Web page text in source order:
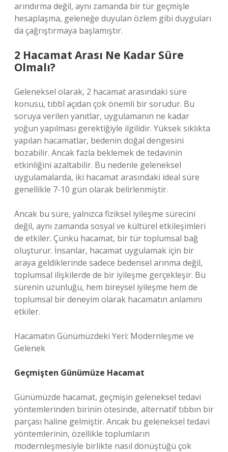
arındırma değil, aynı zamanda bir tür geçmişle
hesaplaşma, geleneğe duyulan özlem gibi duyguları
da çağrıştırmaya başlamıştır.
2 Hacamat Arası Ne Kadar Süre
Olmalı?
Geleneksel olarak, 2 hacamat arasındaki süre
konusu, tıbbî açıdan çok önemli bir sorudur. Bu
soruya verilen yanıtlar, uygulamanın ne kadar
yoğun yapılması gerektiğiyle ilgilidir. Yüksek sıklıkta
yapılan hacamatlar, bedenin doğal dengesini
bozabilir. Ancak fazla beklemek de tedavinin
etkinliğini azaltabilir. Bu nedenle geleneksel
uygulamalarda, iki hacamat arasındaki ideal süre
genellikle 7-10 gün olarak belirlenmiştir.
Ancak bu süre, yalnızca fiziksel iyileşme sürecini
değil, aynı zamanda sosyal ve kültürel etkileşimleri
de etkiler. Çünkü hacamat, bir tür toplumsal bağ
oluşturur. İnsanlar, hacamat uygulamak için bir
araya geldiklerinde sadece bedensel arınma değil,
toplumsal ilişkilerde de bir iyileşme gerçekleşir. Bu
sürenin uzunluğu, hem bireysel iyileşme hem de
toplumsal bir deneyim olarak hacamatın anlamını
etkiler.
Hacamatın Günümüzdeki Yeri: Modernleşme ve
Gelenek
Geçmişten Günümüze Hacamat
Günümüzde hacamat, geçmişin geleneksel tedavi
yöntemlerinden birinin ötesinde, alternatif tıbbın bir
parçası haline gelmiştir. Ancak bu geleneksel tedavi
yöntemlerinin, özellikle toplumların
modernleşmesiyle birlikte nasıl dönüştüğü çok